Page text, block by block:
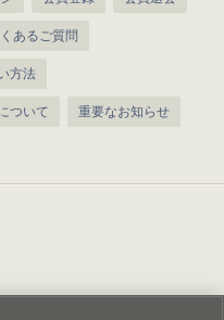
あるご質問
方法
ついて 重要なお知らせ